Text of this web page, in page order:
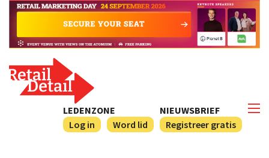
NIEUWSBRIEF
Registreer gratis
LEDENZONE
Log in
Word lid